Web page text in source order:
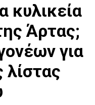
κυλικεία
Άρτας;
για
λίστας